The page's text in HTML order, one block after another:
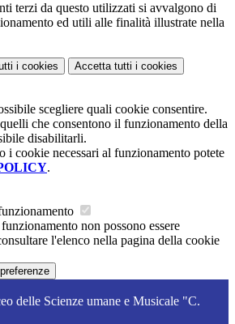
terzi da questo utilizzati si avvalgono di
ed utili alle finalità illustrate nella
i cookies Accetta tutti i cookies
scegliere quali cookie consentire.
che consentono il funzionamento della
disabilitarli.
i cookie necessari al funzionamento potete
.
non possono essere
l'elenco nella pagina della cookie
delle Scienze umane e Musicale "C.